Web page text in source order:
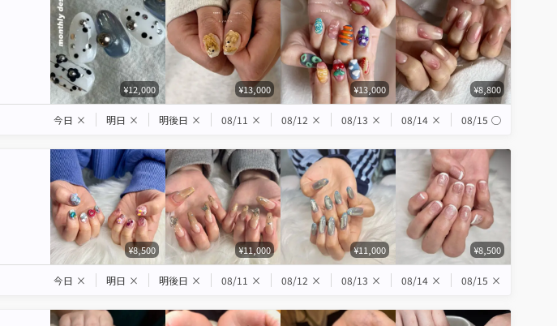
¥12,000 ¥13,000 ¥13,000 ¥8,800
今日 × 明日 × 明後日 × 08/11 × 08/12 × 08/13 × 08/14 × 08/15 ◯
¥8,500 ¥11,000 ¥11,000 ¥8,500
今日 × 明日 × 明後日 × 08/11 × 08/12 × 08/13 × 08/14 × 08/15 ×